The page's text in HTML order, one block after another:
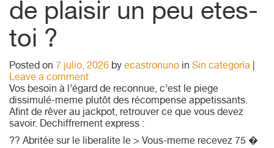
de plaisir un peu etes-
toi ?
Posted on 7 julio, 2026 by ecastronuno in Sin categoría
Leave a comment
Vos besoin à l’égard de reconnue, c’est le piege
dissimulé-meme plutôt des récompense appetissants.
Afint de rêver au jackpot, retrouver ce que vous devez
savoir. Dechiffrement express :
?? Abritée sur le liberalite le > Vous-meme recevez 75 �